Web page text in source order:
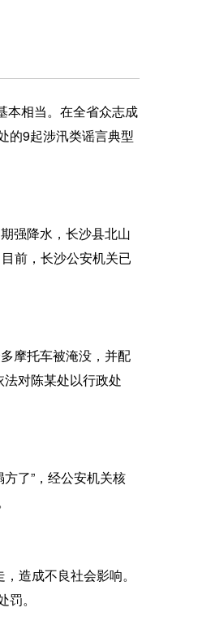
相当。在全省众志成
的9起涉汛类谣言典型
强降水，长沙县北山
前，长沙公安机关已
摩托车被淹没，并配
对陈某处以行政处
了”，经公安机关核
造成不良社会影响。
。